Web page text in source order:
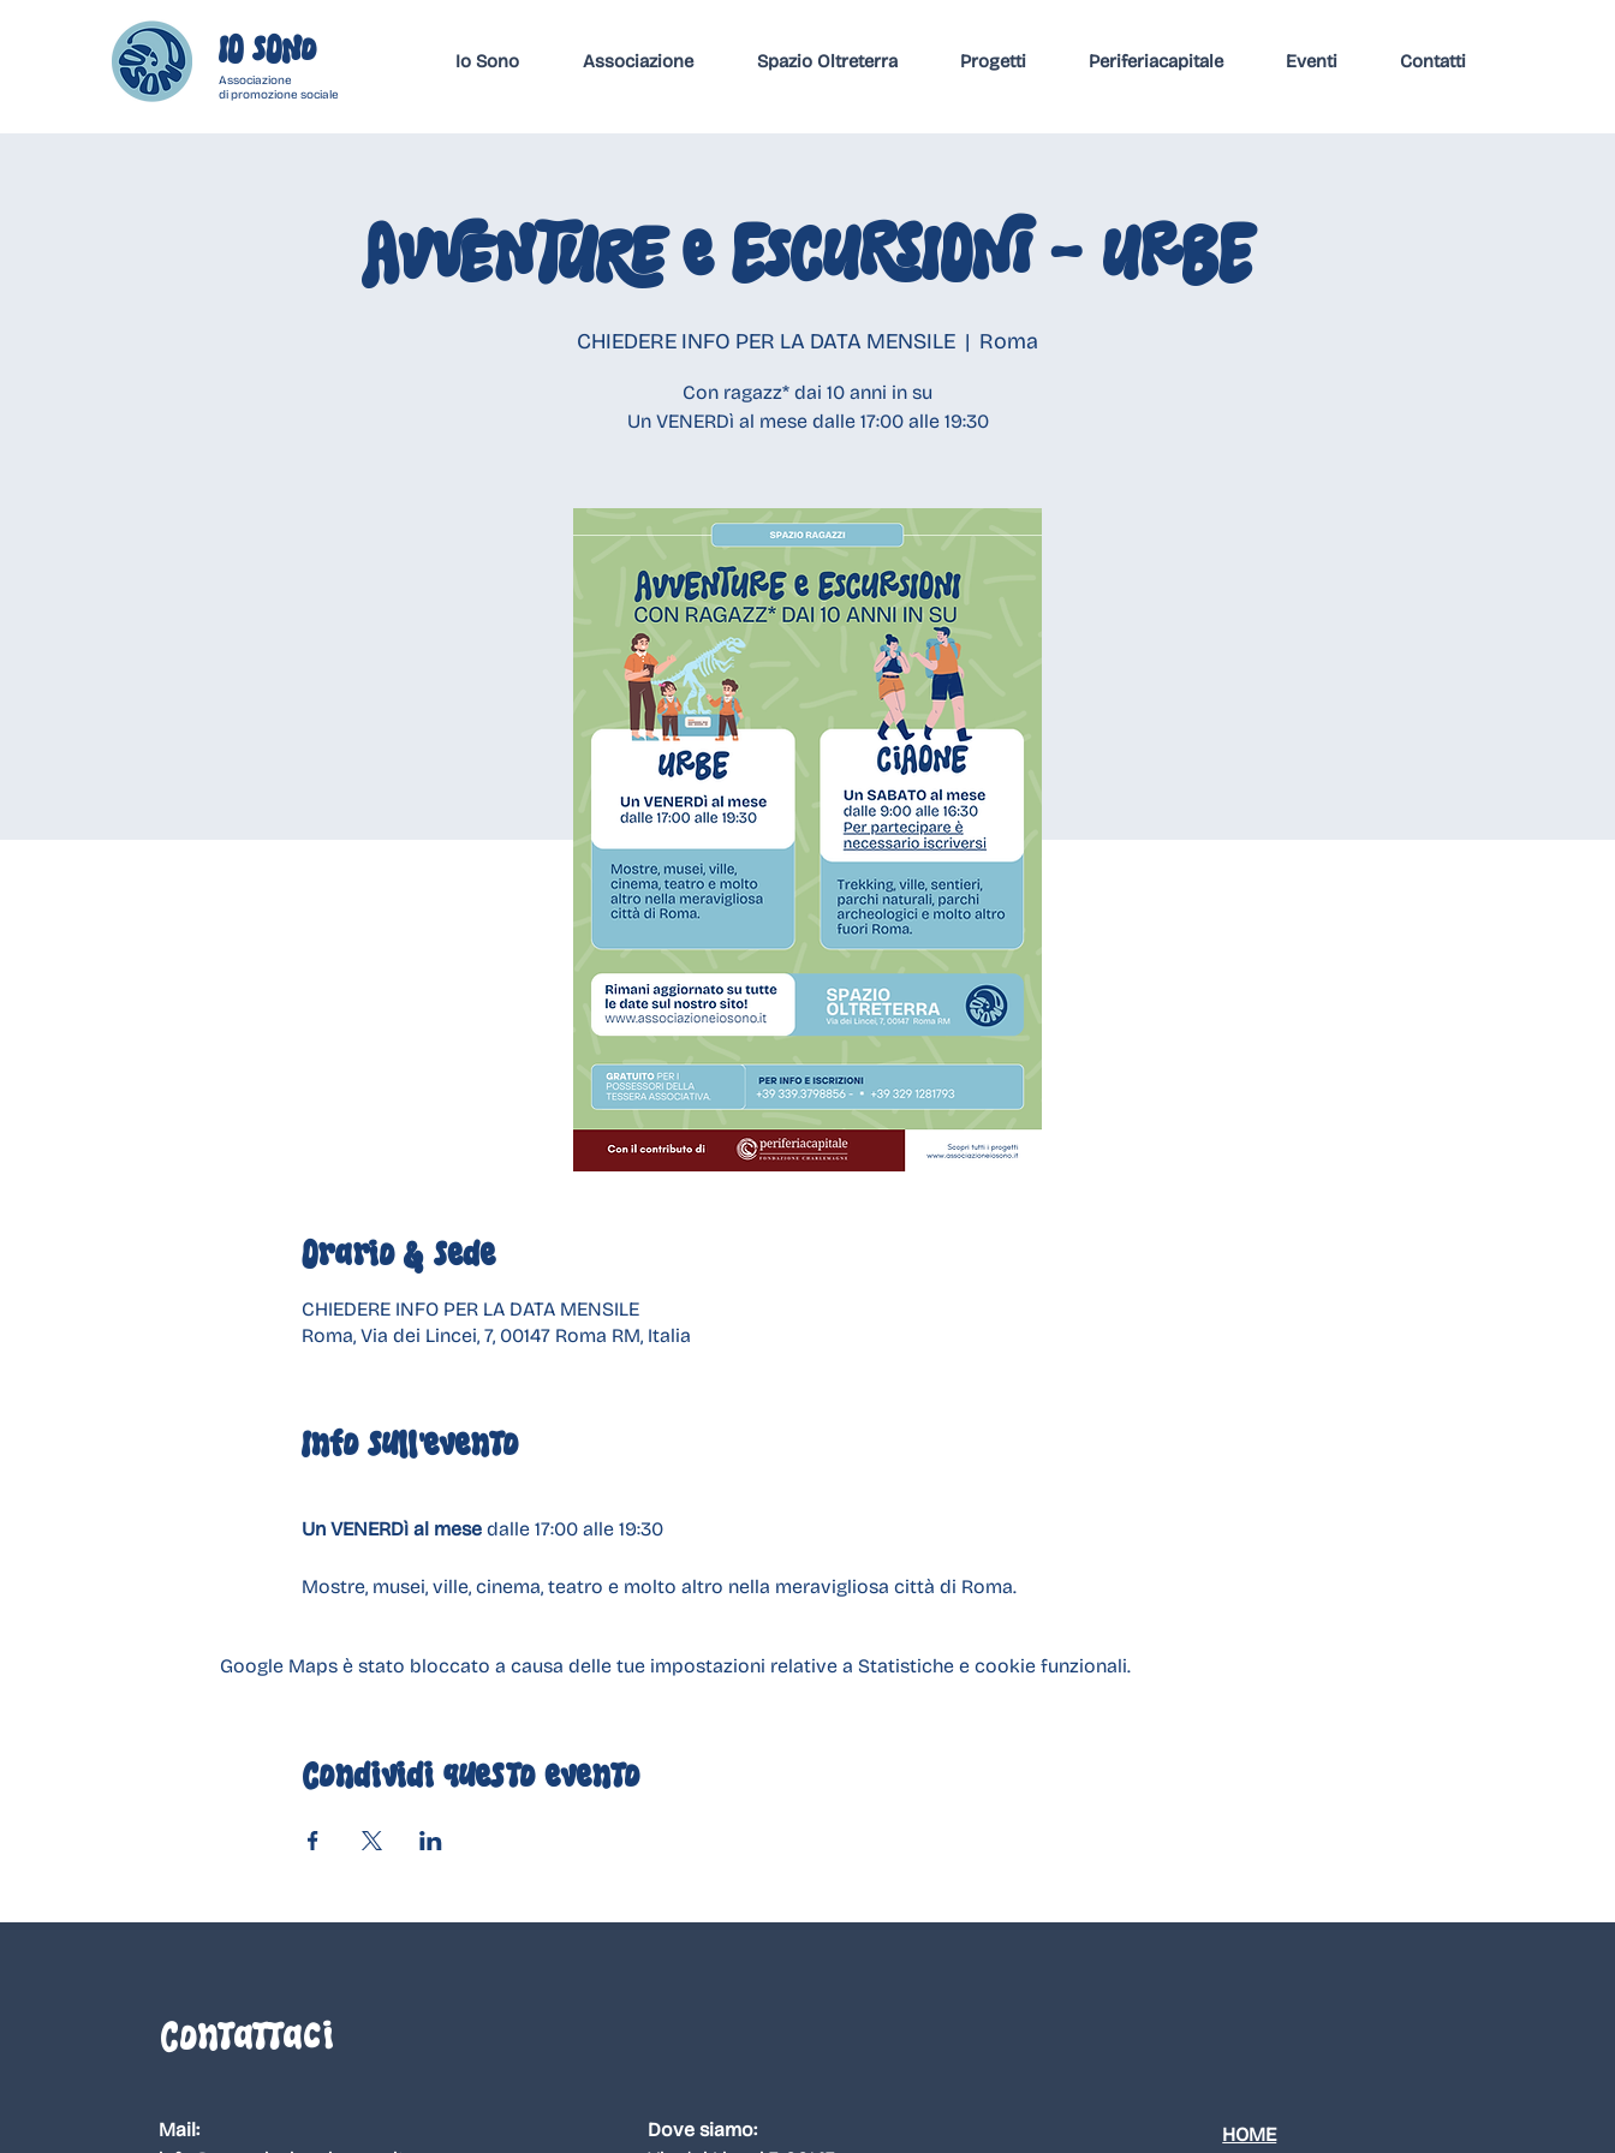
IO SONo
Associazione
di promozione sociale
Io Sono Associazione Spazio Oltreterra Progetti Periferiacapitale Eventi Contatti
AVVENTURE e ESCURSIONI - URBE
CHIEDERE INFO PER LA DATA MENSILE
  |
Roma
Con ragazz* dai 10 anni in su
Un VENERDì al mese dalle 17:00 alle 19:30
Orario & Sede
CHIEDERE INFO PER LA DATA MENSILE
Roma, Via dei Lincei, 7, 00147 Roma RM, Italia
Info sull'evento
Un VENERDì al mese dalle 17:00 alle 19:30
Mostre, musei, ville, cinema, teatro e molto altro nella meravigliosa città di Roma.
Google Maps è stato bloccato a causa delle tue impostazioni relative a Statistiche e cookie funzionali.
Condividi questo evento
Contattaci
Mail:
Dove siamo:
HOME